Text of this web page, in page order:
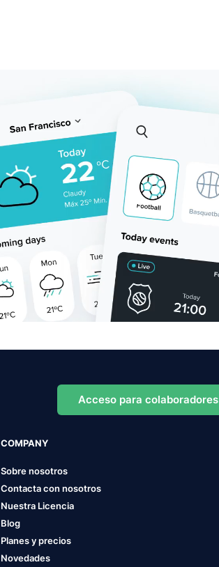
Acceso para colaboradores
COMPANY
Sobre nosotros
Contacta con nosotros
Nuestra Licencia
Blog
Planes y precios
Novedades